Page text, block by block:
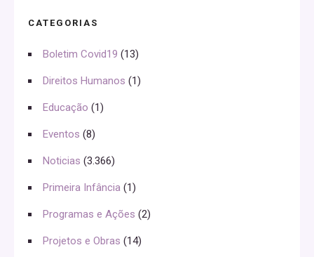
CATEGORIAS
Boletim Covid19 (13)
Direitos Humanos (1)
Educação (1)
Eventos (8)
Noticias (3.366)
Primeira Infância (1)
Programas e Ações (2)
Projetos e Obras (14)